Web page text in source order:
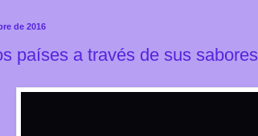
de 2016
países a través de sus sabores